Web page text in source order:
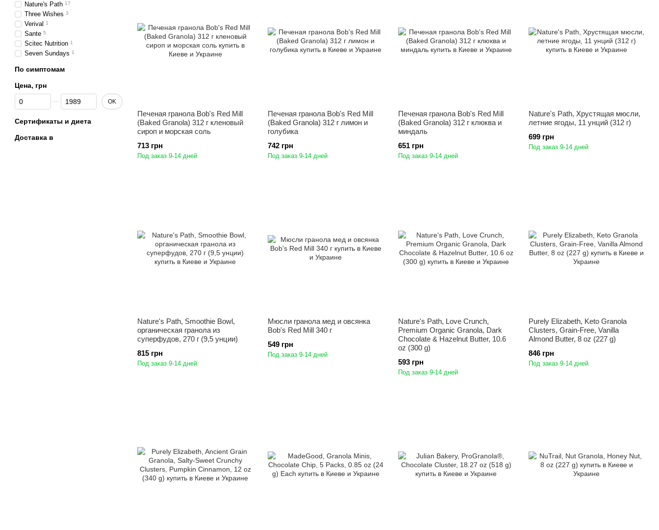
Печеная гранола Bob's Red Mill
(Baked Granola) 312 г кленовый
сироп и морская соль
713 грн
Под заказ 9-14 дней
Печеная гранола Bob's Red Mill
(Baked Granola) 312 г лимон и
голубика
742 грн
Под заказ 9-14 дней
Печеная гранола Bob's Red Mill
(Baked Granola) 312 г клюква и
миндаль
651 грн
Под заказ 9-14 дней
Nature's Path, Хрустящая мюсли,
летние ягоды, 11 унций (312 г)
699 грн
Под заказ 9-14 дней
Nature's Path, Smoothie Bowl,
органическая гранола из
суперфудов, 270 г (9,5 унции)
815 грн
Под заказ 9-14 дней
Мюсли гранола мед и овсянка
Bob's Red Mill 340 г
549 грн
Под заказ 9-14 дней
Nature's Path, Love Crunch,
Premium Organic Granola, Dark
Chocolate & Hazelnut Butter, 10.6
oz (300 g)
593 грн
Под заказ 9-14 дней
Purely Elizabeth, Keto Granola
Clusters, Grain-Free, Vanilla
Almond Butter, 8 oz (227 g)
846 грн
Под заказ 9-14 дней
Nature's Path 17
Three Wishes 3
Verival 1
Sante 5
Scitec Nutrition 1
Seven Sundays 1
По симптомам
Цена, грн
От Цена, грн
До Цена, грн OK
Сертификаты и диета
Доставка в